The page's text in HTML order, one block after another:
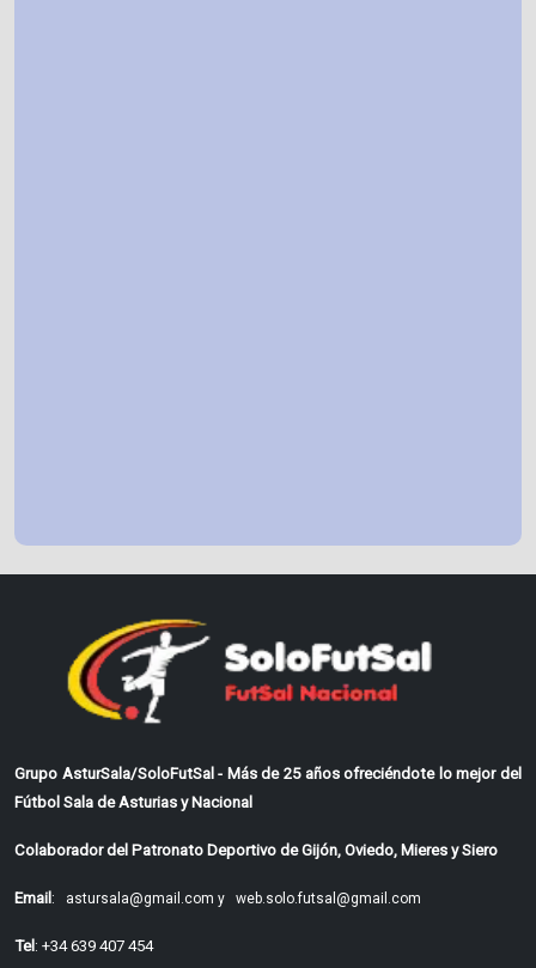
Grupo AsturSala/SoloFutSal - Más de 25 años ofreciéndote lo mejor del
Fútbol Sala de Asturias y Nacional
Colaborador del Patronato Deportivo de Gijón, Oviedo, Mieres y Siero
Email: astursala@gmail.com y web.solo.futsal@gmail.com
Tel: +34 639 407 454